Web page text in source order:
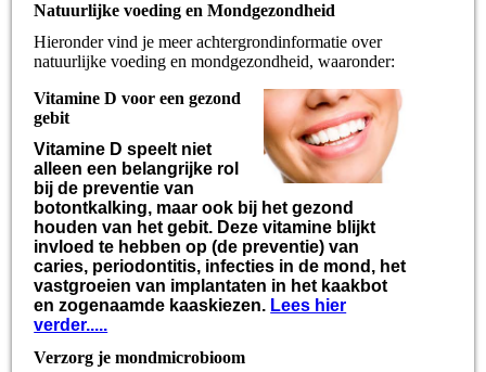
Natuurlijke voeding en Mondgezondheid
Hieronder vind je meer achtergrondinformatie over
natuurlijke voeding en mondgezondheid, waaronder:
Vitamine D voor een gezond
gebit
Vitamine D speelt niet
alleen een belangrijke rol
bij de preventie van
botontkalking, maar ook bij het gezond
houden van het gebit. Deze vitamine blijkt
invloed te hebben op (de preventie) van
caries, periodontitis, infecties in de mond, het
vastgroeien van implantaten in het kaakbot
en zogenaamde kaaskiezen. Lees hier
verder.....
Verzorg je mondmicrobioom